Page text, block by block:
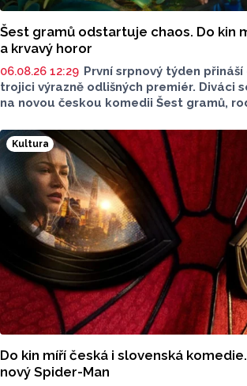
Šest gramů odstartuje chaos. Do kin
a krvavý horor
06.08.26 12:29 První srpnový týden
trojici výrazně odlišných premiér. Diváci
na novou českou komedii Šest gramů,
který je určen pouze dospělým divákům.
představil Radek Kreuziger v rozhovoru
Radio Haná.
Kultura
Do kin míří česká i slovenská
nový Spider-Man